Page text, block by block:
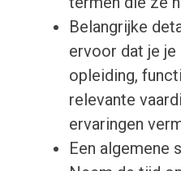
Belangrijke
ervoor dat je
opleiding,
relevante
ervaringen
Een algemene